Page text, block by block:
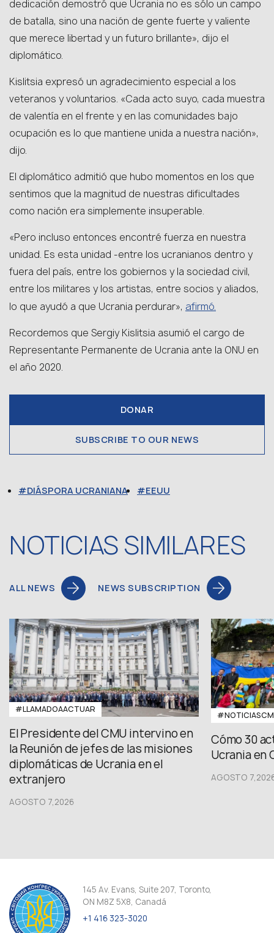
dedicación demostró que Ucrania no es sólo un campo
de batalla, sino una nación de gente fuerte y valiente
que merece libertad y un futuro brillante», dijo el
diplomático.
Kislitsia expresó un agradecimiento especial a los
veteranos y voluntarios. «Cada acto suyo, cada muestra
de valentía en el frente y en las comunidades bajo
ocupación es lo que mantiene unida a nuestra nación»,
dijo.
El diplomático admitió que hubo momentos en los que
sentimos que la magnitud de nuestras dificultades
como nación era simplemente insuperable.
«Pero incluso entonces encontré fuerza en nuestra
unidad. Es esta unidad -entre los ucranianos dentro y
fuera del país, entre los gobiernos y la sociedad civil,
entre los militares y los artistas, entre socios y aliados,
lo que ayudó a que Ucrania perdurar», afirmó.
Recordemos que Sergiy Kislitsia asumió el cargo de
Representante Permanente de Ucrania ante la ONU en
el año 2020.
DONAR
SUBSCRIBE TO OUR NEWS
DIÁSPORA UCRANIANA EEUU
NOTICIAS SIMILARES
ALL NEWS NEWS SUBSCRIPTION
#LLAMADOAACTUAR
El Presidente del CMU intervino en
la Reunión de jefes de las misiones
diplomáticas de Ucrania en el
extranjero
AGOSTO 7,2026
Cómo 30
Ucrania en
AGOSTO
145 Av. Evans, Suite 207, Toronto,
ON M8Z 5X8, Canadá
+1 416 323-3020